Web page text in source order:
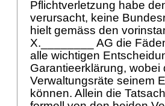
Pflichtverletzung habe
verursacht, keine
hielt gemäss den
X.________ AG die
alle wichtigen
Garantieerklärung,
Verwaltungsräte seinem
können. Allein die